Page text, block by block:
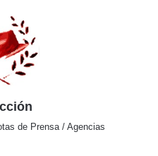
de Prensa / Agencias